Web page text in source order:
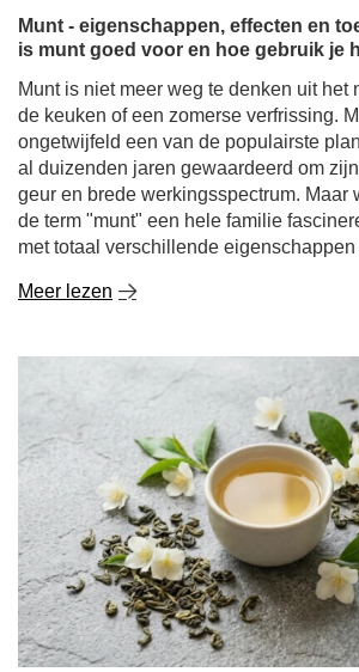
geur en brede werkingsspectrum. Maar
de term "munt" een hele familie
Meer lezen
Jasmijnthee - eigenschappen en
aromatische jasmijnthee?
Sommige theesoorten zijn verrukkelijk
smaak, andere stimuleren als een kopje
ochtends. Jasmijnthee onderscheidt
anders - een uitzonderlijk delicaat,